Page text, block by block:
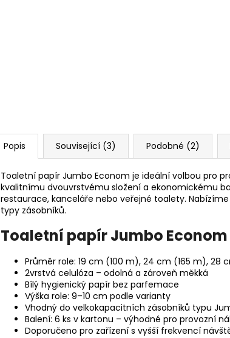
Popis Související (3) Podobné (2)
Toaletní papír Jumbo Econom je ideální volbou pro
kvalitnímu dvouvrstvému složení a ekonomickému
restaurace, kanceláře nebo veřejné toalety.
typy zásobníků.
Toaletní papír Jumbo
Průměr role: 19 cm (100 m), 24 cm (165 m), 28
2vrstvá celulóza – odolná a zároveň měkká
Bílý hygienický papír bez parfemace
Výška role: 9–10 cm podle varianty
Vhodný do velkokapacitních zásobníků typu
Balení: 6 ks v kartonu – výhodné pro provozní
Doporučeno pro zařízení s vyšší frekvencí